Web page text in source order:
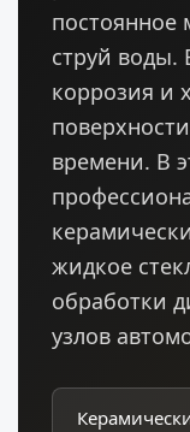
постоянное
струй
коррозия и
времени. В
жидкое
обработки
узлов